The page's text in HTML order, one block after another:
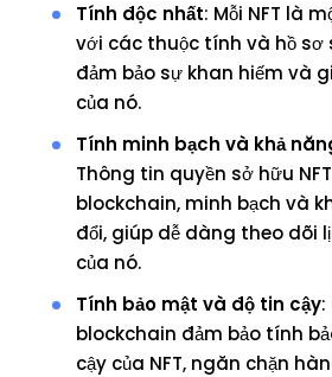
Tính độc nhất: Mỗi NFT là
với các thuộc tính và hồ sơ
đảm bảo sự khan hiếm và
của nó.
Tính minh bạch và khả
Thông tin quyền sở hữu
blockchain, minh bạch và
đổi, giúp dễ dàng theo dõi
của nó.
Tính bảo mật và độ tin cậy
blockchain đảm bảo tính
cậy của NFT, ngăn chặn